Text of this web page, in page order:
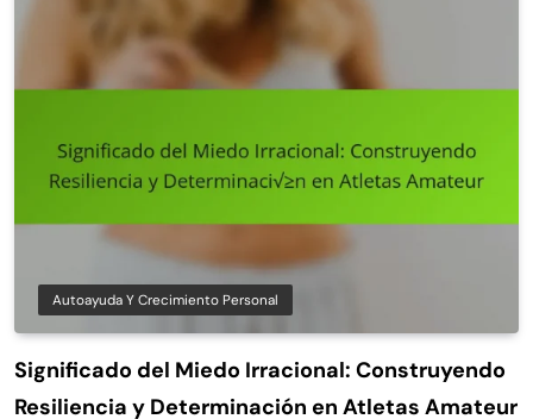
Autoayuda Y Crecimiento Personal
Significado del Miedo Irracional: Construyendo
Resiliencia y Determinación en Atletas Amateur